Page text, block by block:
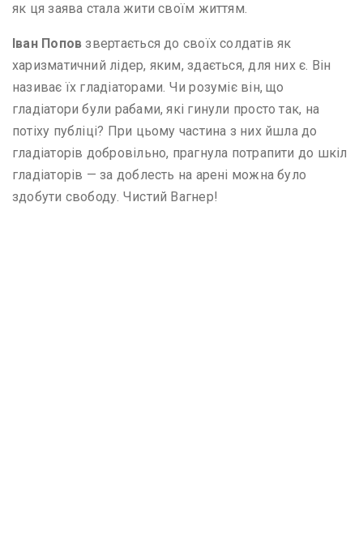
як ця заява стала жити своїм життям.
Іван Попов звертається до своїх солдатів як
харизматичний лідер, яким, здається, для них є. Він
називає їх гладіаторами. Чи розуміє він, що
гладіатори були рабами, які гинули просто так, на
потіху публіці? При цьому частина з них йшла до
гладіаторів добровільно, прагнула потрапити до шкіл
гладіаторів — за доблесть на арені можна було
здобути свободу. Чистий Вагнер!